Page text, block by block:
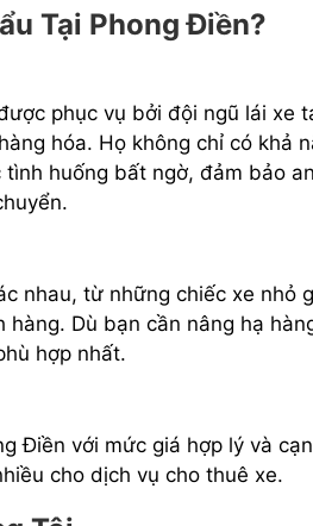
Tại Phong Điền?
phục vụ bởi đội ngũ lái xe
hóa. Họ không chỉ có khả
huống bất ngờ, đảm bảo
nhau, từ những chiếc xe nhỏ
Dù bạn cần nâng hạ
hợp nhất.
Điền với mức giá hợp lý và
cho dịch vụ cho thuê xe.